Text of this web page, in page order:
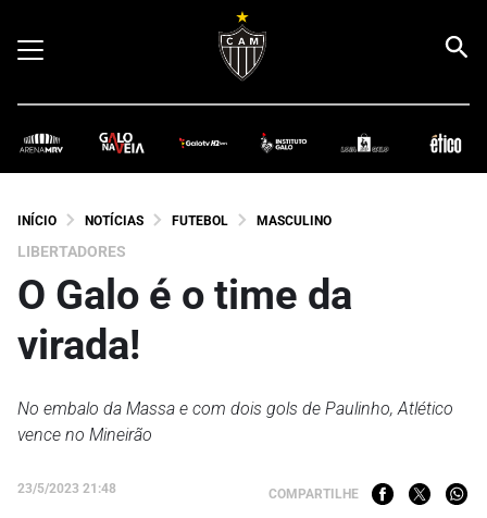
INÍCIO NOTÍCIAS FUTEBOL MASCULINO
LIBERTADORES
O Galo é o time da
virada!
No embalo da Massa e com dois gols de Paulinho, Atlético
vence no Mineirão
23/5/2023 21:48 COMPARTILHE